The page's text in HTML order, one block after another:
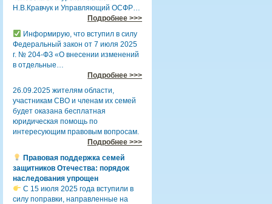
Н.В.Кравчук и Управляющий ОСФР…
Подробнее >>>
Информирую, что вступил в силу
Федеральный закон от 7 июля 2025
г. № 204-ФЗ «О внесении изменений
в отдельные…
Подробнее >>>
26.09.2025 жителям области,
участникам СВО и членам их семей
будет оказана бесплатная
юридическая помощь по
интересующим правовым вопросам.
Подробнее >>>
Правовая поддержка семей
защитников Отечества: порядок
наследования упрощен
С 15 июля 2025 года вступили в
силу поправки, направленные на